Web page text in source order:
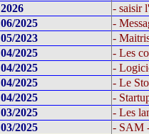
2026
- saisir
06/2025
-
05/2023
-
04/2025
- Les
04/2025
-
04/2025
- Le
04/2025
-
03/2025
- Les
03/2025
- SAM